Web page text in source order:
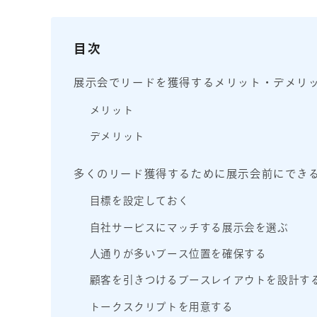
目次
展示会でリードを獲得するメリット・デメリ
メリット
デメリット
多くのリード獲得するために展示会前にでき
目標を設定しておく
自社サービスにマッチする展示会を選ぶ
人通りが多いブース位置を確保する
顧客を引きつけるブースレイアウトを設計す
トークスクリプトを用意する